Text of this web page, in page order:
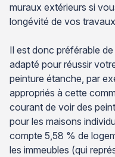
muraux extérieurs si
longévité de vos
Il est donc préférable
adapté pour réussir
peinture étanche, par
appropriés à cette
courant de voir des
pour les maisons
compte 5,58 % de
les immeubles (qui